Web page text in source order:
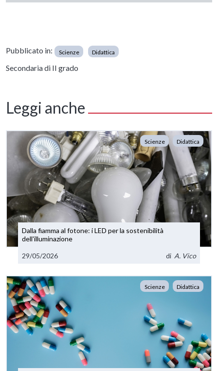
Pubblicato in: Scienze Didattica
Secondaria di II grado
Leggi anche
Scienze Didattica
Dalla fiamma al fotone: i LED per la sostenibilità
dell'illuminazione
29/05/2026 di A. Vico
Scienze Didattica